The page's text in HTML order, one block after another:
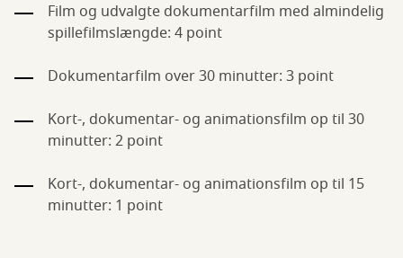
Film og udvalgte dokumentarfilm med almindelig
spillefilmslængde: 4 point
Dokumentarfilm over 30 minutter: 3 point
Kort-, dokumentar- og animationsfilm op til 30
minutter: 2 point
Kort-, dokumentar- og animationsfilm op til 15
minutter: 1 point